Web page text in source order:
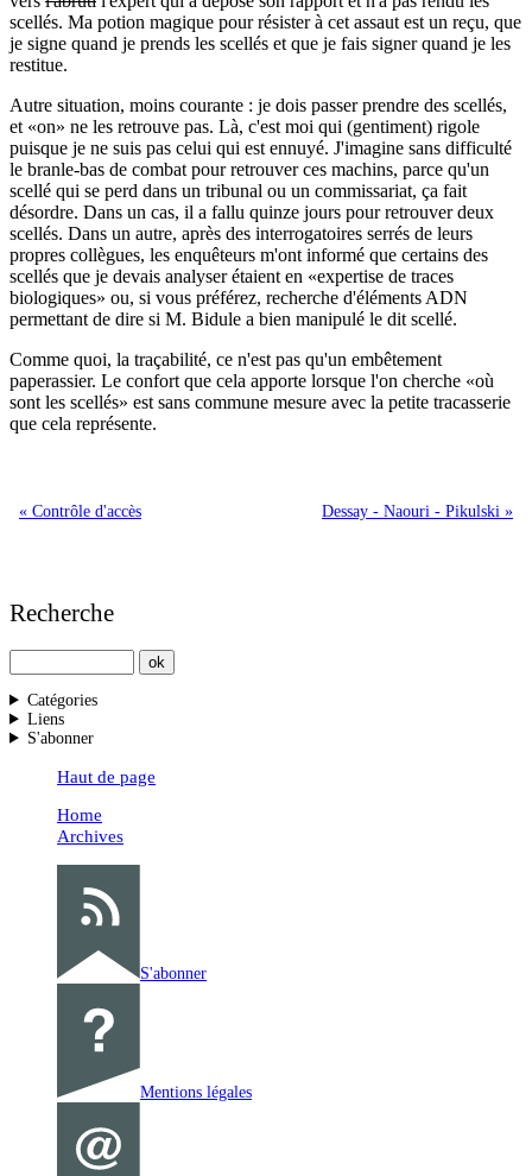
scellés. Ma potion magique pour résister à cet assaut est un reçu, que
je signe quand je prends les scellés et que je fais signer quand je les
restitue.
Autre situation, moins courante : je dois passer prendre des scellés,
et
on
ne les retrouve pas. Là, c'est moi qui (gentiment) rigole
puisque je ne suis pas celui qui est ennuyé. J'imagine sans difficulté
le branle-bas de combat pour retrouver ces machins, parce qu'un
scellé qui se perd dans un tribunal ou un commissariat, ça fait
désordre. Dans un cas, il a fallu quinze jours pour retrouver deux
scellés. Dans un autre, après des interrogatoires serrés de leurs
propres collègues, les enquêteurs m'ont informé que certains des
scellés que je devais analyser étaient en
expertise de traces
biologiques
ou, si vous préférez, recherche d'éléments ADN
permettant de dire si M. Bidule a bien manipulé le dit scellé.
Comme quoi, la traçabilité, ce n'est pas qu'un embêtement
paperassier. Le confort que cela apporte lorsque l'on cherche
où
sont les scellés
est sans commune mesure avec la petite tracasserie
que cela représente.
« Contrôle d'accès Dessay - Naouri - Pikulski »
Recherche
Catégories
Liens
S'abonner
Haut de page
Home
Archives
S'abonner
Mentions légales